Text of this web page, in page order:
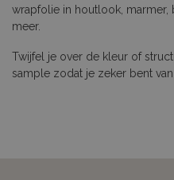
wrapfolie in houtlook, marmer,
meer.
Twijfel je over de kleur of
sample zodat je zeker bent